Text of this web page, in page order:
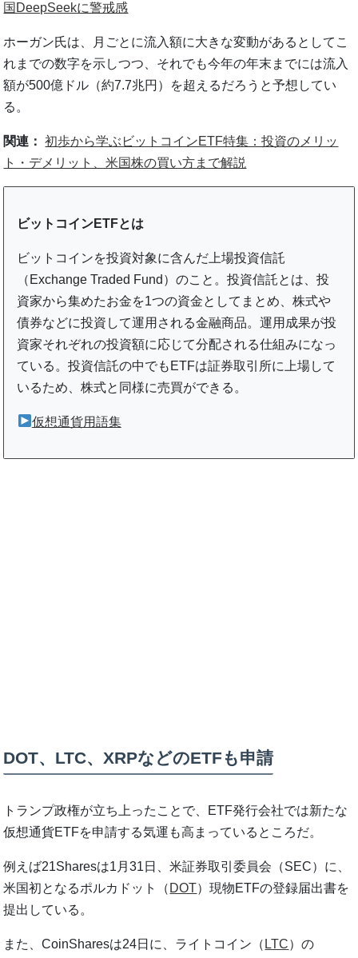
国DeepSeekに警戒感
ホーガン氏は、月ごとに流入額に大きな変動があるとしてこ
れまでの数字を示しつつ、それでも今年の年末までには流入
額が500億ドル（約7.7兆円）を超えるだろうと予想してい
る。
関連：
初歩から学ぶビットコインETF特集：投資のメリッ
ト・デメリット、米国株の買い方まで解説
ビットコインETFとは
ビットコインを投資対象に含んだ上場投資信託
（Exchange Traded Fund）のこと。投資信託とは、投
資家から集めたお金を1つの資金としてまとめ、株式や
債券などに投資して運用される金融商品。運用成果が投
資家それぞれの投資額に応じて分配される仕組みになっ
ている。投資信託の中でもETFは証券取引所に上場して
いるため、株式と同様に売買ができる。
仮想通貨用語集
DOT、LTC、XRPなどのETFも申請
トランプ政権が立ち上ったことで、ETF発行会社では新たな
仮想通貨ETFを申請する気運も高まっているところだ。
例えば21Sharesは1月31日、米証券取引委員会（SEC）に、
米国初となるポルカドット（ DOT）現物ETFの登録届出書を
提出している。
また、CoinSharesは24日に、ライトコイン（ LTC）の